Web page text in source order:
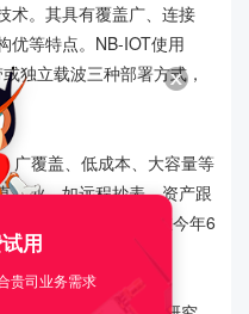
术。其具有覆盖广、连接
优等特点。NB-IOT使用
独立载波三种部署方式，
覆盖、低成本、大容量等
行业，如远程抄表、资产跟
准的首个版本预计在今年6
规模商用网络出现。
用
贵司业务需求